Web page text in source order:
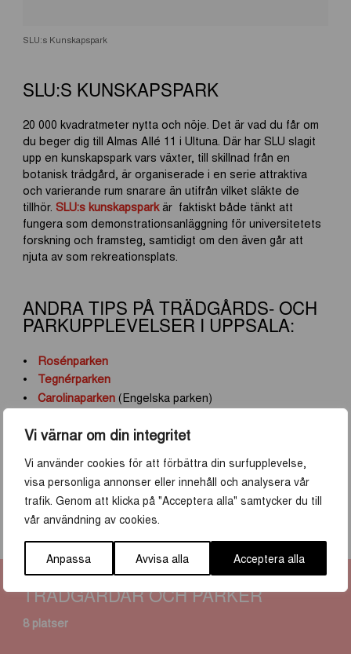
Vi värnar om din integritet
Vi använder cookies för att förbättra din surfupplevelse,
visa personliga annonser eller innehåll och analysera vår
trafik. Genom att klicka på "Acceptera alla" samtycker du till
vår användning av cookies.
Anpassa Avvisa alla Acceptera alla
SLU:s Kunskapspark
SLU:S KUNSKAPSPARK
20 000 kvadratmeter nytta och nöje. Det är vad du får om
du beger dig till Almas Allé 11 i Ultuna. Där har SLU slagit
upp en kunskapspark vars växter, till skillnad från en
botanisk trädgård, är organiserade i en serie attraktiva
och varierande rum snarare än utifrån vilket släkte de
tillhör. SLU:s kunskapsparkär faktiskt både tänkt att
fungera som demonstrationsanläggning för universitetets
forskning och framsteg, samtidigt om den även går att
njuta av som rekreationsplats.
ANDRA TIPS PÅ TRÄDGÅRDS- OCH
PARKUPPLEVELSER I UPPSALA:
Rosénparken
Tegnérparken
Carolinaparken(Engelska parken)
Hospitalsträdgården
s
a
e
o
f
s
a
r
e
o
x
s
a
r
e
o
s
a
e
o
TRÄDGÅRDAR OCH PARKER
8 platser